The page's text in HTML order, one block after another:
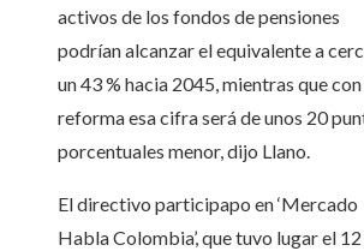
activos de los fondos de pensiones
podrían alcanzar el equivalente a
un 43 % hacia 2045, mientras que
reforma esa cifra será de unos 20
porcentuales menor, dijo Llano.
El directivo participapo en ‘Mercado
Habla Colombia’, que tuvo lugar el